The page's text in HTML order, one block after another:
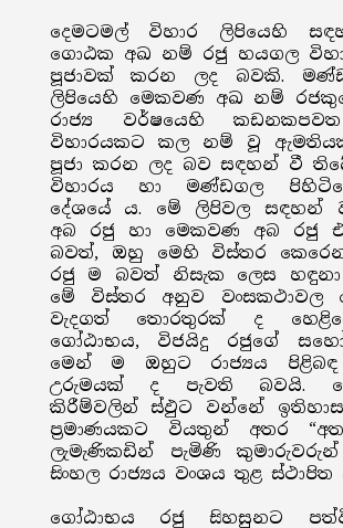
දෙමටමල් විහාර ලිපියෙහි
ගොඨක අඛ නම් රජු හයගල
පූජාවක් කරන ලද බවකි.
ලිපියෙහි මෙකවණ අඛ නම්
රාජ්‍ය වර්ෂයෙහි
විහාරයකට කල නම් වූ
පූජා කරන ලද බව සඳහන් වී
විහාරය හා මණ්ඩගල
දේශයේ ය. මේ ලිපිවල සඳහන්
අබ රජු හා මෙකවණ අබ රජු
බවත්, ඔහු මෙහි විස්තර
රජු ම බවත් නිසැක ලෙස
මේ විස්තර අනුව වංසකථාවල
වැදගත් තොරතුරක් ද
ගෝඨාභය, විජයිදු රජුගේ
මෙන් ම ඔහුට රාජ්‍යය
උරුමයක් ද පැවති බවයි.
කිරීම්වලින් ස්ඵුට වන්නේ
ප්‍රමාණයකට වියතුන් අතර
ලැමැණිකඩින් පැමිණි
සිංහල රාජ්‍යය වංශය තුළ
ගෝඨාභය රජු සිහසුනට